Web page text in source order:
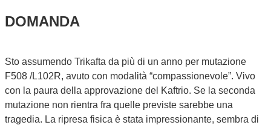
DOMANDA
Sto assumendo Trikafta da più di un anno per mutazione
F508 /L102R, avuto con modalità “compassionevole”. Vivo
con la paura della approvazione del Kaftrio. Se la seconda
mutazione non rientra fra quelle previste sarebbe una
tragedia. La ripresa fisica è stata impressionante, sembra di